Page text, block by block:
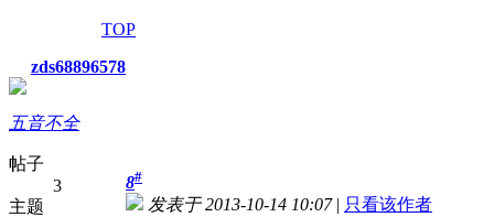
TOP
zds68896578
五音不全
帖子
3
主题
8#
发表于 2013-10-14 10:07| 只看该作者